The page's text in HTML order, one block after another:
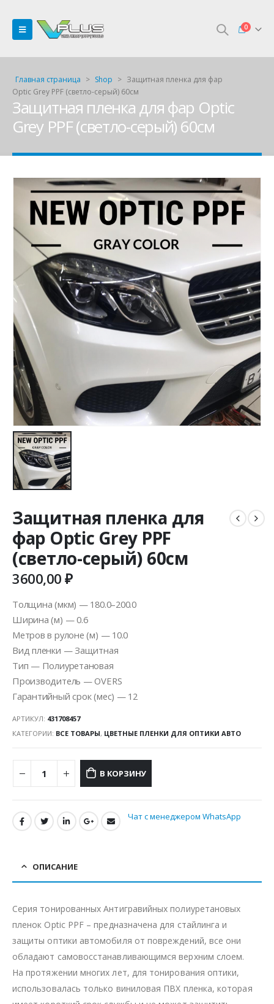
0
Главная страница > Shop > Защитная пленка для фар
Optic Grey PPF (светло-серый) 60см
Защитная пленка для фар Optic
Grey PPF (светло-серый) 60см
Защитная пленка для
фар Optic Grey PPF
(светло-серый) 60см
3600,00₽
Толщина (мкм) — 180.0–200.0
Ширина (м) — 0.6
Метров в рулоне (м) — 10.0
Вид пленки — Защитная
Тип — Полиуретановая
Производитель — OVERS
Гарантийный срок (мес) — 12
АРТИКУЛ: 431708457
КАТЕГОРИИ: ВСЕ ТОВАРЫ, ЦВЕТНЫЕ ПЛЕНКИ ДЛЯ ОПТИКИ АВТО
В КОРЗИНУ
Чат с менеджером WhatsApp
ОПИСАНИЕ
Серия тонированных Антигравийных полиуретановых
пленок Optic PPF – предназначена для стайлинга и
защиты оптики автомобиля от повреждений, все они
обладают самовосстанавливающимся верхним слоем.
На протяжении многих лет, для тонирования оптики,
использовалась только виниловая ПВХ пленка, которая